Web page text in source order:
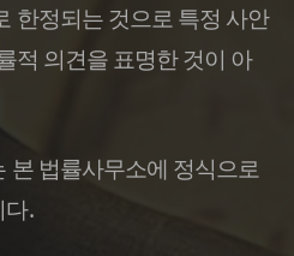
한정되는 것으로 특정 사안
적 의견을 표명한 것이 아
본 법률사무소에 정식으로
.